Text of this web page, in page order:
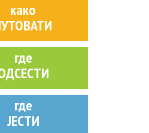
како
где
где
ЈЕСТИ